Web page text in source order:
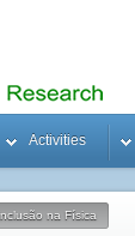
Activities
na Física